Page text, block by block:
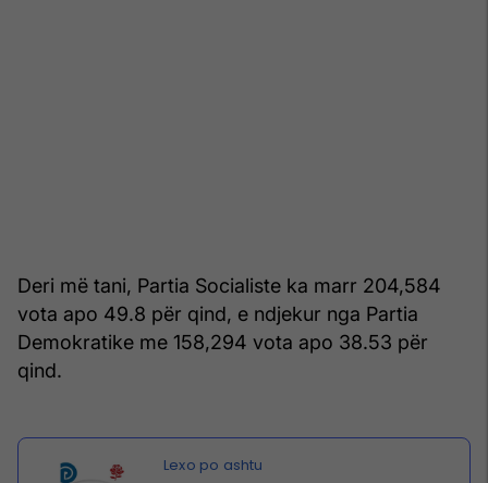
Deri më tani, Partia Socialiste ka marr 204,584
vota apo 49.8 për qind, e ndjekur nga Partia
Demokratike me 158,294 vota apo 38.53 për
qind.